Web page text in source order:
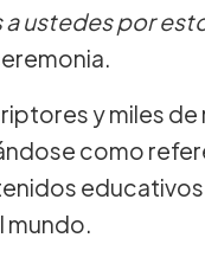
ustedes por
y miles
como
educativos
mundo.